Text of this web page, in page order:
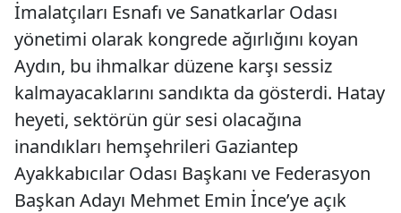
İmalatçıları Esnafı ve Sanatkarlar Odası
yönetimi olarak kongrede ağırlığını koyan
Aydın, bu ihmalkar düzene karşı sessiz
kalmayacaklarını sandıkta da gösterdi. Hatay
heyeti, sektörün gür sesi olacağına
inandıkları hemşehrileri Gaziantep
Ayakkabıcılar Odası Başkanı ve Federasyon
Başkan Adayı Mehmet Emin İnce’ye açık